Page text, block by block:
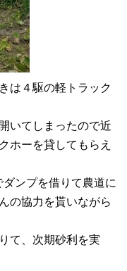
は４駆の軽トラック
いてしまったので近
ホーを貸してもらえ
ンプを借りて農道に
の協力を貰いながら
て、次期砂利を実